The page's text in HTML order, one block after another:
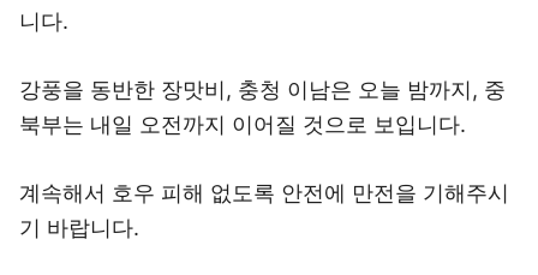
니다.
강풍을 동반한 장맛비, 충청 이남은 오늘 밤까지, 중
북부는 내일 오전까지 이어질 것으로 보입니다.
계속해서 호우 피해 없도록 안전에 만전을 기해주시
기 바랍니다.